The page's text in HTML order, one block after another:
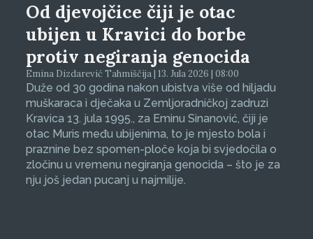
Od djevojčice čiji je otac
ubijen u Kravici do borbe
protiv negiranja genocida
Emina Dizdarević Tahmiščija | 13. Jula 2026 | 08:00
Duže od 30 godina nakon ubistva više od hiljadu
muškaraca i dječaka u Zemljoradničkoj zadruzi
Kravica 13. jula 1995., za Eminu Sinanović, čiji je
otac Muris među ubijenima, to je mjesto bola i
praznine bez spomen-ploče koja bi svjedočila o
zločinu u vremenu negiranja genocida – što je za
nju još jedan pucanj u najmilije.